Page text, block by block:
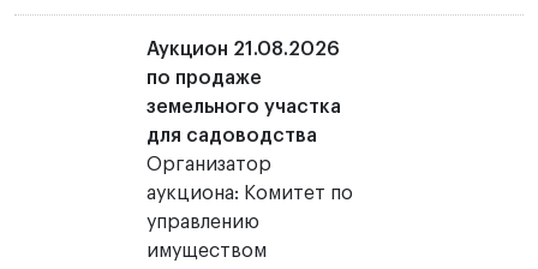
Аукцион 21.08.2026
по продаже
земельного участка
для садоводства
Организатор
аукциона: Комитет по
управлению
имуществом